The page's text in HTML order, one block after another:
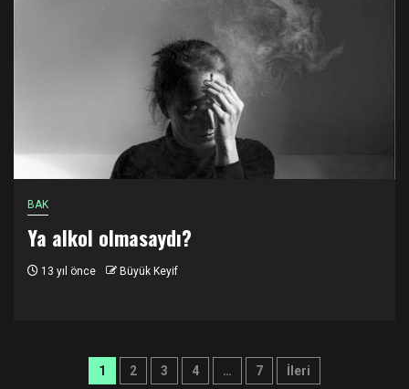
BAK
Ya alkol olmasaydı?
13 yıl önce Büyük Keyif
Yazı
1 2 3 4 … 7 İleri